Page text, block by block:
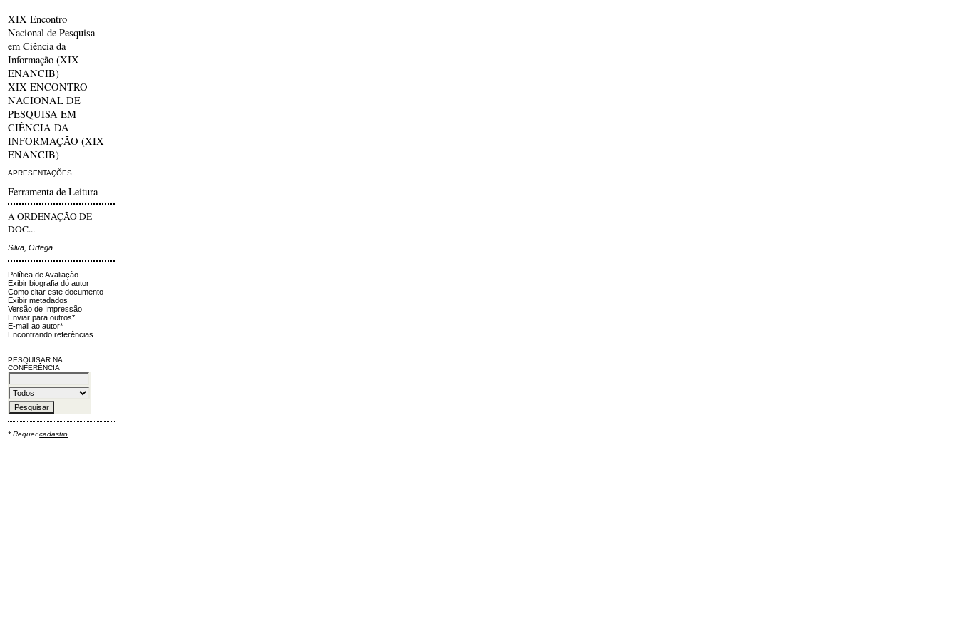
XIX Encontro
Nacional de Pesquisa
em Ciência da
Informação (XIX
ENANCIB)
XIX ENCONTRO
NACIONAL DE
PESQUISA EM
CIÊNCIA DA
INFORMAÇÃO (XIX
ENANCIB)
APRESENTAÇÕES
Ferramenta de Leitura
A ORDENAÇÃO DE
DOC...
Silva, Ortega
Política de Avaliação
Exibir biografia do autor
Como citar este documento
Exibir metadados
Versão de Impressão
Enviar para outros*
E-mail ao autor*
Encontrando referências
PESQUISAR NA
CONFERÊNCIA
* Requercadastro